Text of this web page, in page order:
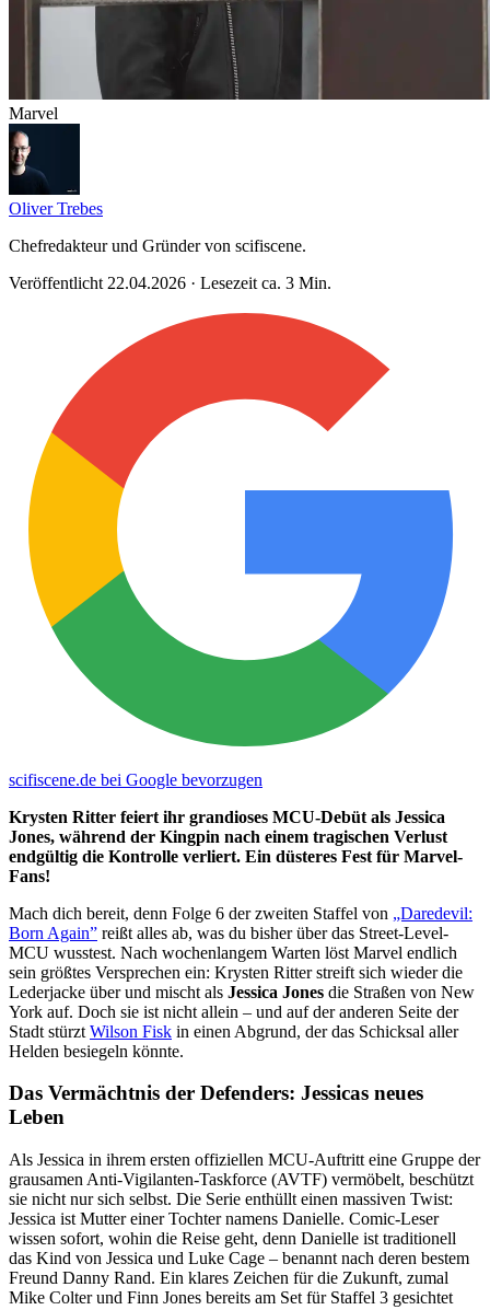
Marvel
Oliver Trebes
Chefredakteur und Gründer von scifiscene.
Veröffentlicht 22.04.2026 · Lesezeit ca. 3 Min.
scifiscene.de bei Google bevorzugen
Krysten Ritter feiert ihr grandioses MCU-Debüt als Jessica
Jones, während der Kingpin nach einem tragischen Verlust
endgültig die Kontrolle verliert. Ein düsteres Fest für Marvel-
Fans!
Mach dich bereit, denn Folge 6 der zweiten Staffel von „Daredevil:
Born Again” reißt alles ab, was du bisher über das Street-Level-
MCU wusstest. Nach wochenlangem Warten löst Marvel endlich
sein größtes Versprechen ein: Krysten Ritter streift sich wieder die
Lederjacke über und mischt als Jessica Jones die Straßen von New
York auf. Doch sie ist nicht allein – und auf der anderen Seite der
Stadt stürzt Wilson Fisk in einen Abgrund, der das Schicksal aller
Helden besiegeln könnte.
Das Vermächtnis der Defenders: Jessicas neues
Leben
Als Jessica in ihrem ersten offiziellen MCU-Auftritt eine Gruppe der
grausamen Anti-Vigilanten-Taskforce (AVTF) vermöbelt, beschützt
sie nicht nur sich selbst. Die Serie enthüllt einen massiven Twist:
Jessica ist Mutter einer Tochter namens Danielle. Comic-Leser
wissen sofort, wohin die Reise geht, denn Danielle ist traditionell
das Kind von Jessica und Luke Cage – benannt nach deren bestem
Freund Danny Rand. Ein klares Zeichen für die Zukunft, zumal
Mike Colter und Finn Jones bereits am Set für Staffel 3 gesichtet